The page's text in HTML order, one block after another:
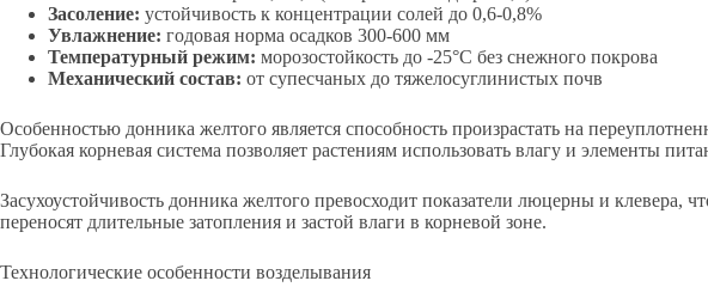
Засоление: устойчивость к концентрации солей до 0,6-0,8%
Увлажнение: годовая норма осадков 300-600 мм
Температурный режим: морозостойкость до -25°C без снежного покрова
Механический состав: от супесчаных до тяжелосуглинистых почв
Особенностью донника желтого является способность произрастать на
Глубокая корневая система позволяет растениям использовать влагу и элементы
Засухоустойчивость донника желтого превосходит показатели люцерны и
переносят длительные затопления и застой влаги в корневой зоне.
Технологические особенности возделывания